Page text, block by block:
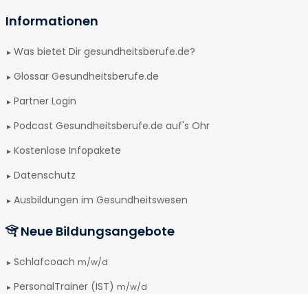
Informationen
Was bietet Dir gesundheitsberufe.de?
Glossar Gesundheitsberufe.de
Partner Login
Podcast Gesundheitsberufe.de auf's Ohr
Kostenlose Infopakete
Datenschutz
Ausbildungen im Gesundheitswesen
Neue Bildungsangebote
Schlafcoach m/w/d
PersonalTrainer (IST) m/w/d